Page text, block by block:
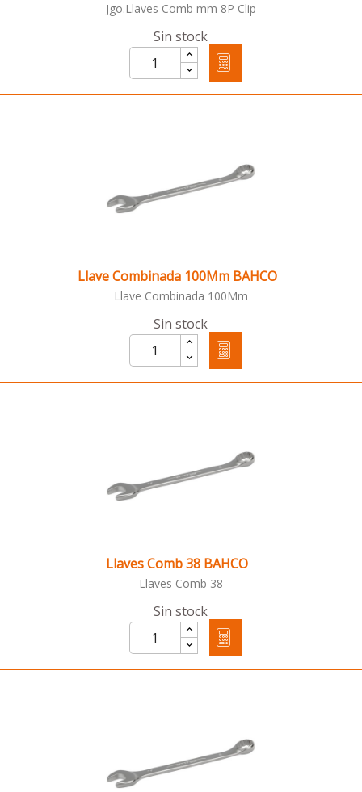
Jgo.Llaves Comb mm 8P Clip
Sin stock
Llave Combinada 100Mm BAHCO
Llave Combinada 100Mm
Sin stock
Llaves Comb 38 BAHCO
Llaves Comb 38
Sin stock